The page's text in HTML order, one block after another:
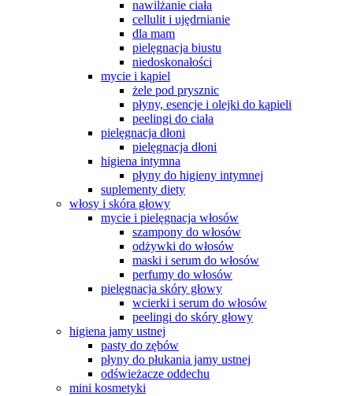
nawilżanie ciała
cellulit i ujędrnianie
dla mam
pielęgnacja biustu
niedoskonałości
mycie i kąpiel
żele pod prysznic
płyny, esencje i olejki do kąpieli
peelingi do ciała
pielęgnacja dłoni
pielęgnacja dłoni
higiena intymna
płyny do higieny intymnej
suplementy diety
włosy i skóra głowy
mycie i pielęgnacja włosów
szampony do włosów
odżywki do włosów
maski i serum do włosów
perfumy do włosów
pielęgnacja skóry głowy
wcierki i serum do włosów
peelingi do skóry głowy
higiena jamy ustnej
pasty do zębów
płyny do płukania jamy ustnej
odświeżacze oddechu
mini kosmetyki